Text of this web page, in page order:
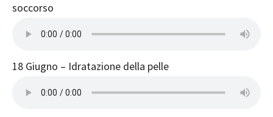
soccorso
18 Giugno – Idratazione della pelle